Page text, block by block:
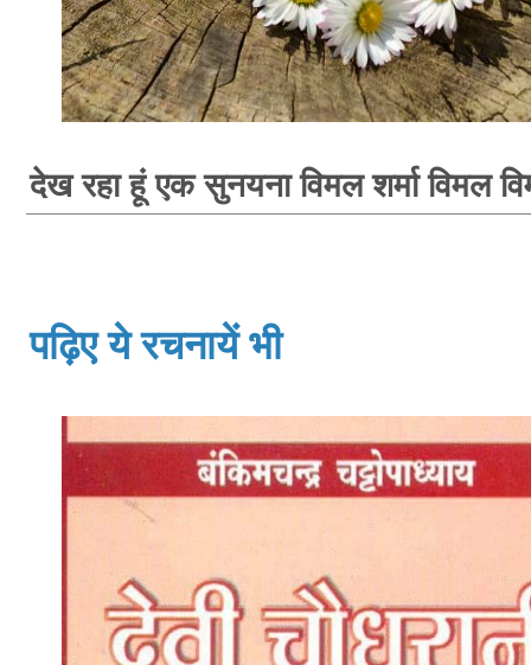
देख रहा हूं एक सुनयना विमल शर्मा विमल
पढ़िए ये रचनायें भी